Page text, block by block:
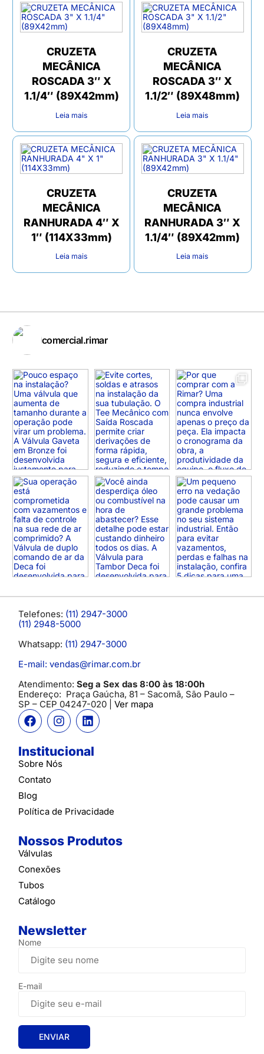
CRUZETA
MECÂNICA
ROSCADA 3″ X
1.1/4″ (89X42mm)
Leia mais
CRUZETA
MECÂNICA
ROSCADA 3″ X
1.1/2″ (89X48mm)
Leia mais
CRUZETA
MECÂNICA
RANHURADA 4″ X
1″ (114X33mm)
Leia mais
CRUZETA
MECÂNICA
RANHURADA 3″ X
1.1/4″ (89X42mm)
Leia mais
comercial.rimar
Telefones: (11) 2947-3000
(11) 2948-5000
Whatsapp: (11) 2947-3000
E-mail: vendas@rimar.com.br
Atendimento: Seg a Sex das 8:00 às 18:00h
Endereço: Praça Gaúcha, 81 – Sacomã, São Paulo –
SP – CEP 04247-020 | Ver mapa
Institucional
Sobre Nós
Contato
Blog
Política de Privacidade
Nossos Produtos
Válvulas
Conexões
Tubos
Catálogo
Newsletter
Nome
E-mail